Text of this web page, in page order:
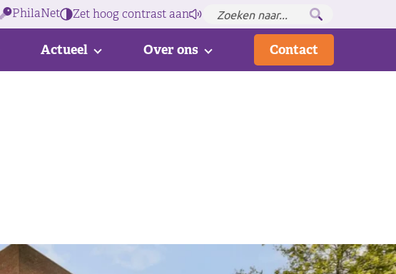
PhilaNet Zet hoog contrast aan
Actueel Over ons Contact